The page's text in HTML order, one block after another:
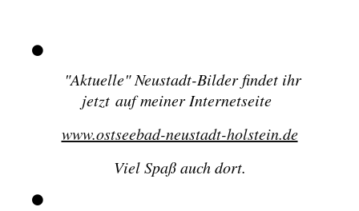
"Aktuelle" Neustadt-Bilder findet ihr
jetzt auf meiner Internetseite
www.ostseebad-neustadt-holstein.de
Viel Spaß auch dort.